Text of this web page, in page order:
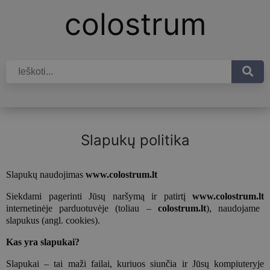
colostrum
Slapukų politika
Slapukų naudojimas www.colostrum.lt
Siekdami pagerinti Jūsų naršymą ir patirtį www.colostrum.lt
internetinėje parduotuvėje (toliau – colostrum.lt), naudojame
slapukus (angl. cookies).
Kas yra slapukai?
Slapukai – tai maži failai, kuriuos siunčia ir Jūsų kompiuteryje